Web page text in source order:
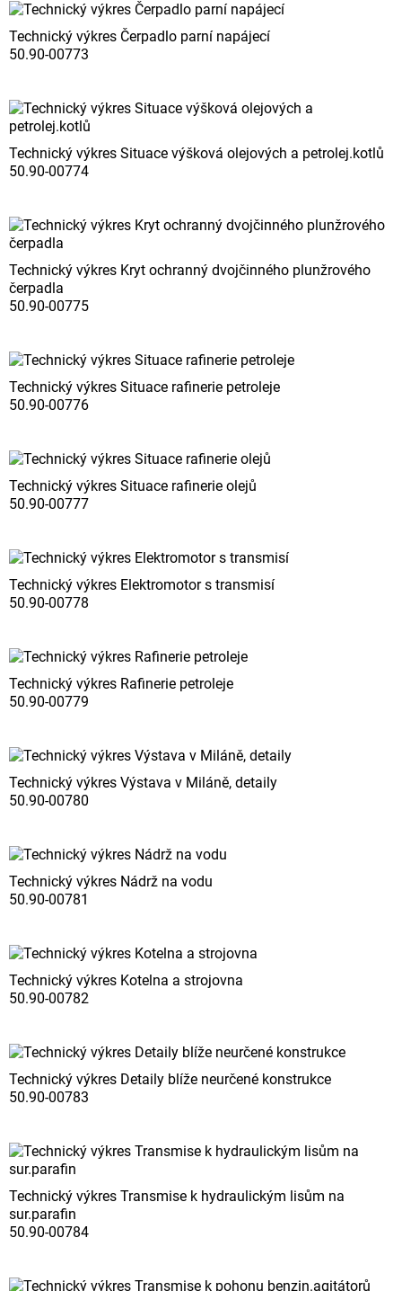
Technický výkres Čerpadlo parní napájecí
50.90-00773
Technický výkres Situace výšková olejových a petrolej.kotlů
50.90-00774
Technický výkres Kryt ochranný dvojčinného plunžrového
čerpadla
50.90-00775
Technický výkres Situace rafinerie petroleje
50.90-00776
Technický výkres Situace rafinerie olejů
50.90-00777
Technický výkres Elektromotor s transmisí
50.90-00778
Technický výkres Rafinerie petroleje
50.90-00779
Technický výkres Výstava v Miláně, detaily
50.90-00780
Technický výkres Nádrž na vodu
50.90-00781
Technický výkres Kotelna a strojovna
50.90-00782
Technický výkres Detaily blíže neurčené konstrukce
50.90-00783
Technický výkres Transmise k hydraulickým lisům na
sur.parafin
50.90-00784